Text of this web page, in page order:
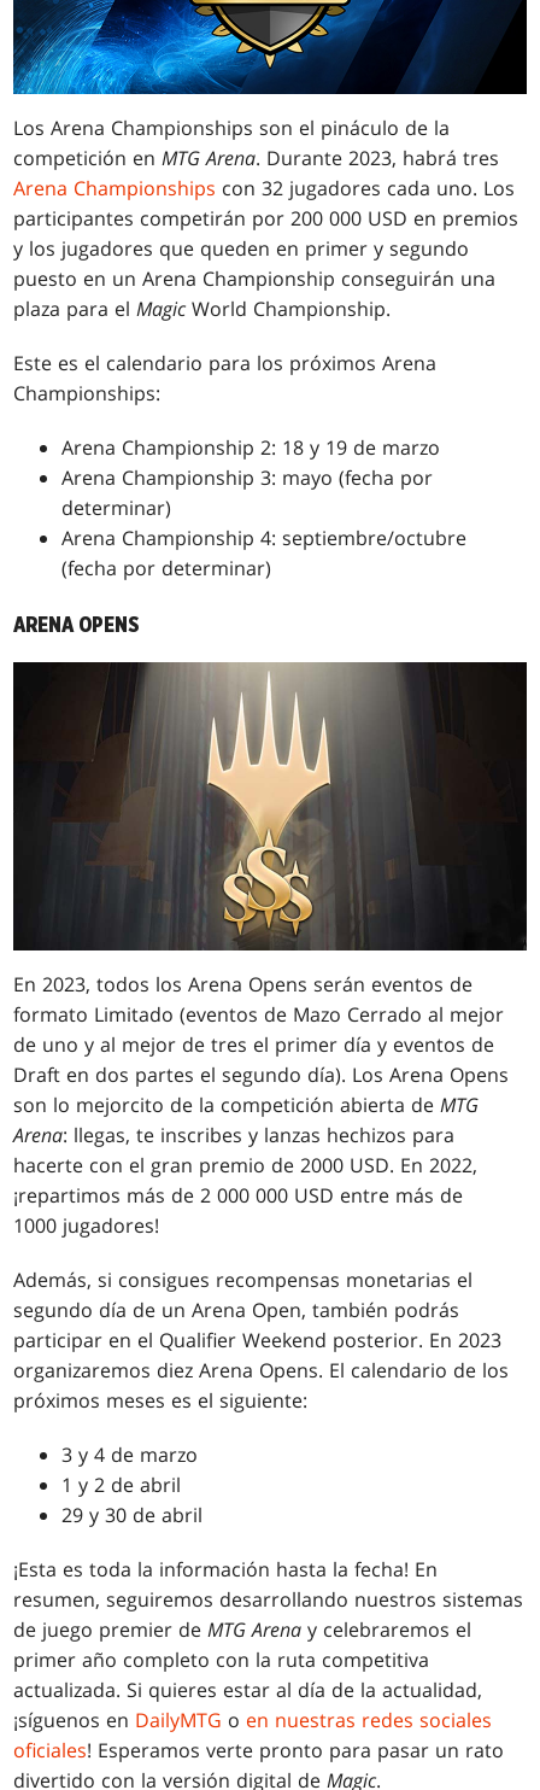
Los Arena Championships son el pináculo de la
competición enMTG Arena. Durante 2023, habrá tres
Arena Championships con 32 jugadores cada uno. Los
participantes competirán por 200 000 USD en premios
y los jugadores que queden en primer y segundo
puesto en un Arena Championship conseguirán una
plaza para elMagic World Championship.
Este es el calendario para los próximos Arena
Championships:
Arena Championship 2: 18 y 19 de marzo
Arena Championship 3: mayo (fecha por
determinar)
Arena Championship 4: septiembre/octubre
(fecha por determinar)
ARENA OPENS
En 2023, todos los Arena Opens serán eventos de
formato Limitado (eventos de Mazo Cerrado al mejor
de uno y al mejor de tres el primer día y eventos de
Draft en dos partes el segundo día). Los Arena Opens
son lo mejorcito de la competición abierta deMTG
Arena: llegas, te inscribes y lanzas hechizos para
hacerte con el gran premio de 2000 USD. En 2022,
¡repartimos más de 2 000 000 USD entre más de
1000 jugadores!
Además, si consigues recompensas monetarias el
segundo día de un Arena Open, también podrás
participar en el Qualifier Weekend posterior. En 2023
organizaremos diez Arena Opens. El calendario de los
próximos meses es el siguiente:
3 y 4 de marzo
1 y 2 de abril
29 y 30 de abril
¡Esta es toda la información hasta la fecha! En
resumen, seguiremos desarrollando nuestros sistemas
de juego premier deMTG Arena y celebraremos el
primer año completo con la ruta competitiva
actualizada. Si quieres estar al día de la actualidad,
¡síguenos en DailyMTG o en nuestras redes sociales
oficiales! Esperamos verte pronto para pasar un rato
divertido con la versión digital deMagic.